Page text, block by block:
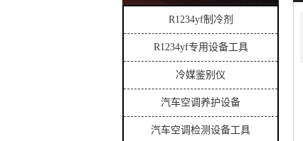
R1234yf制冷剂
R1234yf专用设备工具
冷媒鉴别仪
汽车空调养护设备
汽车空调检测设备工具